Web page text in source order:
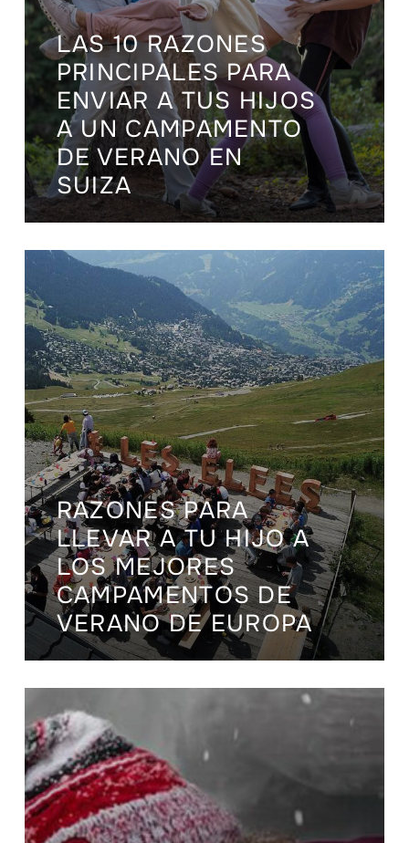
LAS 10 RAZONES
PRINCIPALES PARA
ENVIAR A TUS HIJOS
A UN CAMPAMENTO
DE VERANO EN
SUIZA
RAZONES PARA
LLEVAR A TU HIJO A
LOS MEJORES
CAMPAMENTOS DE
VERANO DE EUROPA